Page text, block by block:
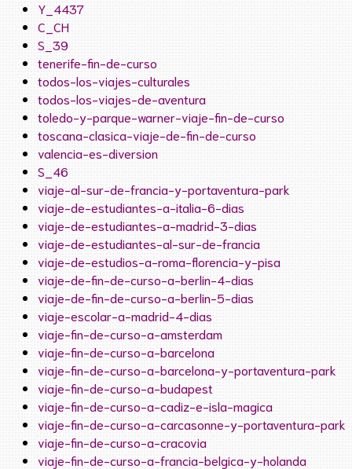
Y_4437
C_CH
S_39
tenerife-fin-de-curso
todos-los-viajes-culturales
todos-los-viajes-de-aventura
toledo-y-parque-warner-viaje-fin-de-curso
toscana-clasica-viaje-de-fin-de-curso
valencia-es-diversion
S_46
viaje-al-sur-de-francia-y-portaventura-park
viaje-de-estudiantes-a-italia-6-dias
viaje-de-estudiantes-a-madrid-3-dias
viaje-de-estudiantes-al-sur-de-francia
viaje-de-estudios-a-roma-florencia-y-pisa
viaje-de-fin-de-curso-a-berlin-4-dias
viaje-de-fin-de-curso-a-berlin-5-dias
viaje-escolar-a-madrid-4-dias
viaje-fin-de-curso-a-amsterdam
viaje-fin-de-curso-a-barcelona
viaje-fin-de-curso-a-barcelona-y-portaventura-park
viaje-fin-de-curso-a-budapest
viaje-fin-de-curso-a-cadiz-e-isla-magica
viaje-fin-de-curso-a-carcasonne-y-portaventura-park
viaje-fin-de-curso-a-cracovia
viaje-fin-de-curso-a-francia-belgica-y-holanda